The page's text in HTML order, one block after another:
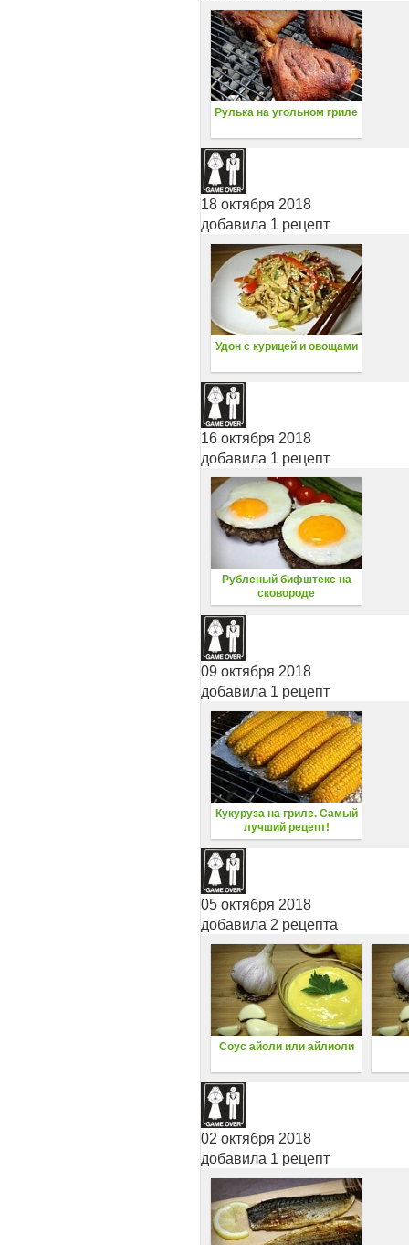
Рулька на угольном гриле
18 октября 2018
добавила 1 рецепт
Удон с курицей и овощами
16 октября 2018
добавила 1 рецепт
Рубленый бифштекс на
сковороде
09 октября 2018
добавила 1 рецепт
Кукуруза на гриле. Самый
лучший рецепт!
05 октября 2018
добавила 2 рецепта
Соус айоли или айлиоли
02 октября 2018
добавила 1 рецепт